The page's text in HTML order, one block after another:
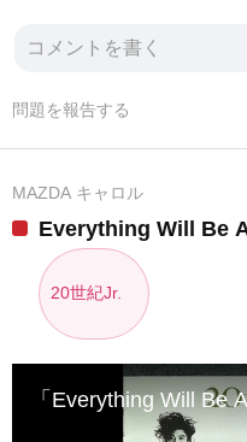
問題を報告する
MAZDA キャロル
Everything Will Be
20世紀Jr.
「Everything Will Be